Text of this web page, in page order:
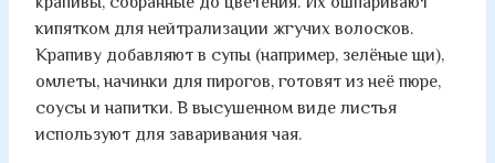
кипятком для нейтрализации жгучих волосков.
Крапиву добавляют в супы (например, зелёные щи),
омлеты, начинки для пирогов, готовят из неё пюре,
соусы и напитки. В высушенном виде листья
используют для заваривания чая.